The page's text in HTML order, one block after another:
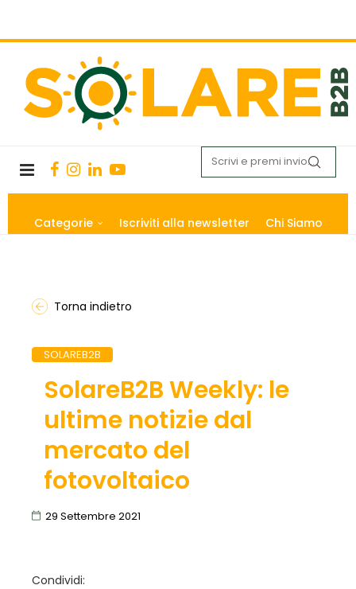
Categorie Iscriviti alla newsletter Chi Siamo
Torna indietro
SOLAREB2B
SolareB2B Weekly: le
ultime notizie dal
mercato del
fotovoltaico
29 Settembre 2021
Condividi: